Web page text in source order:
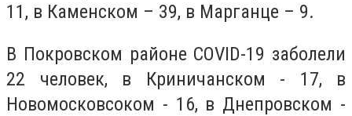
11, в Каменском – 39, в Марганце – 9.
В Покровском районе COVID-19 заболели
22 человек, в Криничанском - 17, в
Новомосковсоком - 16, в Днепровском -